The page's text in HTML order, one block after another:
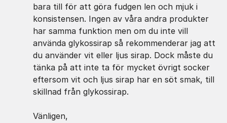
bara till för att göra fudgen len och mjuk i
konsistensen. Ingen av våra andra produkter
har samma funktion men om du inte vill
använda glykossirap så rekommenderar jag att
du använder vit eller ljus sirap. Dock måste du
tänka på att inte ta för mycket övrigt socker
eftersom vit och ljus sirap har en söt smak, till
skillnad från glykossirap.
Vänligen,